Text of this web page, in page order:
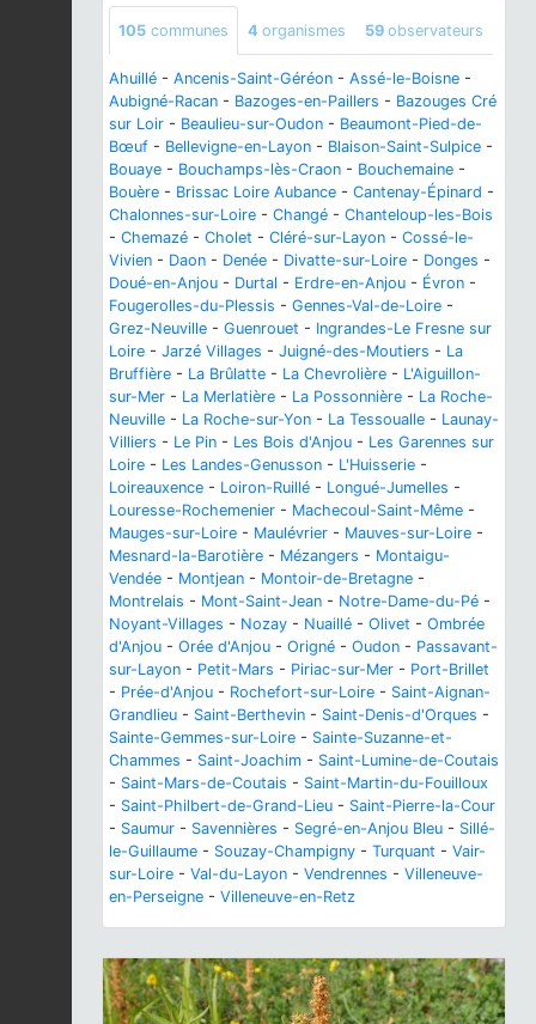
105 communes 4 organismes 59 observateurs
Ahuillé - Ancenis-Saint-Géréon - Assé-le-Boisne -
Aubigné-Racan - Bazoges-en-Paillers - Bazouges Cré
sur Loir - Beaulieu-sur-Oudon - Beaumont-Pied-de-
Bœuf - Bellevigne-en-Layon - Blaison-Saint-Sulpice -
Bouaye - Bouchamps-lès-Craon - Bouchemaine -
Bouère - Brissac Loire Aubance - Cantenay-Épinard -
Chalonnes-sur-Loire - Changé - Chanteloup-les-Bois
- Chemazé - Cholet - Cléré-sur-Layon - Cossé-le-
Vivien - Daon - Denée - Divatte-sur-Loire - Donges -
Doué-en-Anjou - Durtal - Erdre-en-Anjou - Évron -
Fougerolles-du-Plessis - Gennes-Val-de-Loire -
Grez-Neuville - Guenrouet - Ingrandes-Le Fresne sur
Loire - Jarzé Villages - Juigné-des-Moutiers - La
Bruffière - La Brûlatte - La Chevrolière - L'Aiguillon-
sur-Mer - La Merlatière - La Possonnière - La Roche-
Neuville - La Roche-sur-Yon - La Tessoualle - Launay-
Villiers - Le Pin - Les Bois d'Anjou - Les Garennes sur
Loire - Les Landes-Genusson - L'Huisserie -
Loireauxence - Loiron-Ruillé - Longué-Jumelles -
Louresse-Rochemenier - Machecoul-Saint-Même -
Mauges-sur-Loire - Maulévrier - Mauves-sur-Loire -
Mesnard-la-Barotière - Mézangers - Montaigu-
Vendée - Montjean - Montoir-de-Bretagne -
Montrelais - Mont-Saint-Jean - Notre-Dame-du-Pé -
Noyant-Villages - Nozay - Nuaillé - Olivet - Ombrée
d'Anjou - Orée d'Anjou - Origné - Oudon - Passavant-
sur-Layon - Petit-Mars - Piriac-sur-Mer - Port-Brillet
- Prée-d'Anjou - Rochefort-sur-Loire - Saint-Aignan-
Grandlieu - Saint-Berthevin - Saint-Denis-d'Orques -
Sainte-Gemmes-sur-Loire - Sainte-Suzanne-et-
Chammes - Saint-Joachim - Saint-Lumine-de-Coutais
- Saint-Mars-de-Coutais - Saint-Martin-du-Fouilloux
- Saint-Philbert-de-Grand-Lieu - Saint-Pierre-la-Cour
- Saumur - Savennières - Segré-en-Anjou Bleu - Sillé-
le-Guillaume - Souzay-Champigny - Turquant - Vair-
sur-Loire - Val-du-Layon - Vendrennes - Villeneuve-
en-Perseigne - Villeneuve-en-Retz